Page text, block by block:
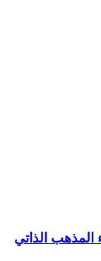
المذهب الذاتي‏